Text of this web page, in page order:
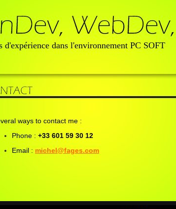
dans l'environnement PC SOFT
ways to contact me :
Phone : +33 601 59 30 12
Email : michel@fages.com